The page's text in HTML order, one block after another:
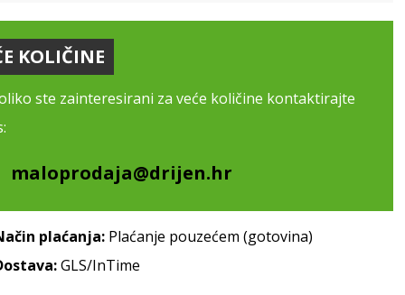
KOLIČINE
ste zainteresirani za veće količine kontaktirajte
maloprodaja@drijen.hr
plaćanja:Plaćanje pouzećem (gotovina)
GLS/InTime